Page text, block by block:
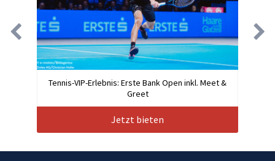
Tennis-VIP-Erlebnis: Erste Bank Open inkl. Meet &
Greet
Jetzt bieten